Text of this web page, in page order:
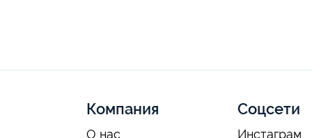
Компания
О нас
Соцсети
Инстаграм